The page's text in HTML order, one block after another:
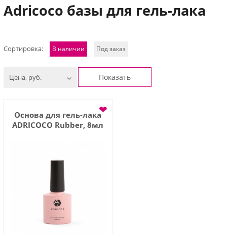
Adricoco базы для гель-лака
Сортировка: В наличии Под заказ
Цена, руб. Показать
Основа для гель-лака
ADRICOCO Rubber, 8мл
❤